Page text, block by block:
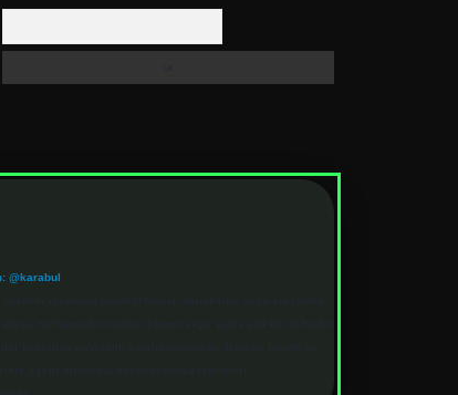
@karabul
içerikleri proaktif olarak denetleme veya araştırma